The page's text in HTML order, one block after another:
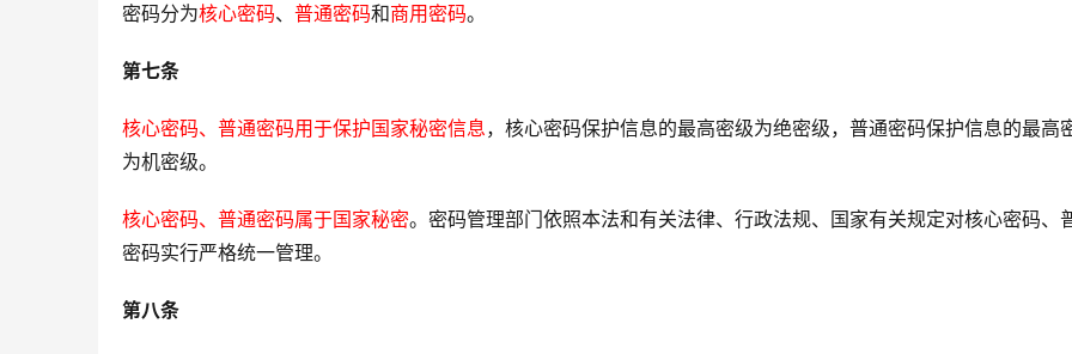
密码分为核心密码、 普通密码和商用密码。
第七条
核心密码、普通密码用于保护国家秘密信息，核心密码保护信息的最高密级为绝密级，普通密码保护信息的最高
为机密级。
核心密码、普通密码属于国家秘密。密码管理部门依照本法和有关法律、行政法规、国家有关规定对核心密码、
密码实行严格统一管理。
第八条